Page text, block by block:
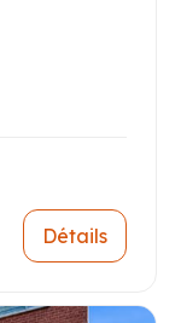
Détails